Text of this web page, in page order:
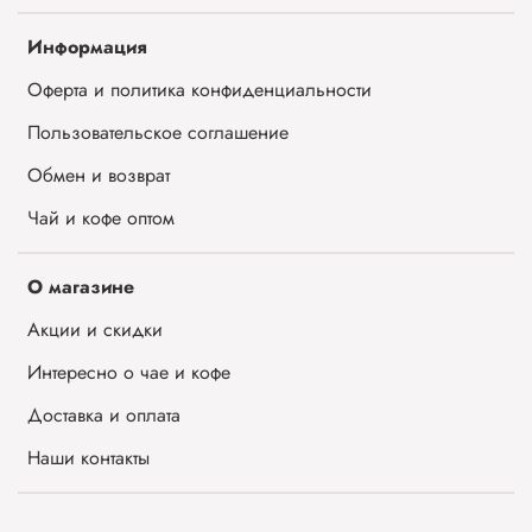
Информация
Оферта и политика конфиденциальности
Пользовательское соглашение
Обмен и возврат
Чай и кофе оптом
О магазине
Акции и скидки
Интересно о чае и кофе
Доставка и оплата
Наши контакты